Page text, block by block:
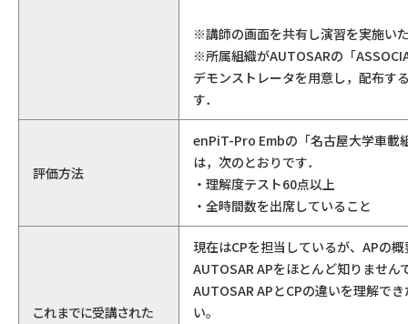
※講師の画面を共有し演習を実施い
※所属組織がAUTOSARの「
デモンストレータを用意し，配布す
す．
評価方法
enPiT-Pro Embの「名古屋大学車載
は，次のとおりです．
・理解度テスト60点以上
・全時間数を出席していること
これまでに受講された
現在はCPを担当しているが、APの
AUTOSAR APをほとんど知りませ
AUTOSAR APとCPの違いを理解で
い。